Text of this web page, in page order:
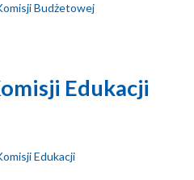
Budżetowej
Edukacji
Edukacji